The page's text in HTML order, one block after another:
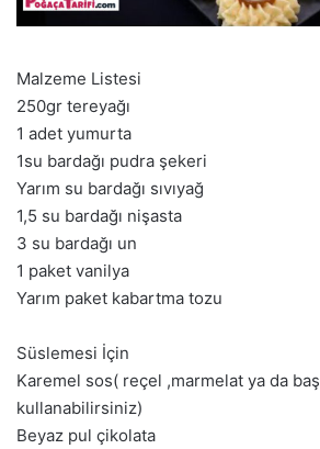
Malzeme Listesi
250gr tereyağı
1 adet yumurta
1su bardağı pudra şekeri
Yarım su bardağı sıvıyağ
1,5 su bardağı nişasta
3 su bardağı un
1 paket vanilya
Yarım paket kabartma tozu
Süslemesi İçin
Karemel sos( reçel ,marmelat ya da
kullanabilirsiniz)
Beyaz pul çikolata